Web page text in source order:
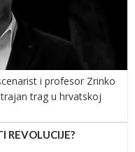
i profesor Zrinko
trag u hrvatskoj
REVOLUCIJE?